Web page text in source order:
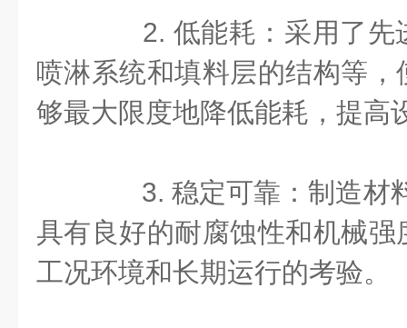
2. 低能耗：采用了先
喷淋系统和填料层的结构等
够最大限度地降低能耗，提高
3. 稳定可靠：制造材
具有良好的耐腐蚀性和机械
工况环境和长期运行的考验。